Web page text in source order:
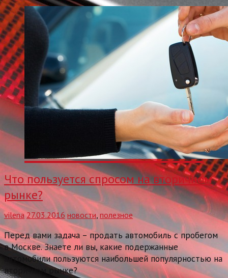
Что пользуется спросом на вторичном
рынке?
vilena 27.03.2016 новости, полезное
Перед вами задача – продать автомобиль с пробегом
в Москве. Знаете ли вы, какие подержанные
автомобили пользуются наибольшей популярностью на
вторичном рынке?